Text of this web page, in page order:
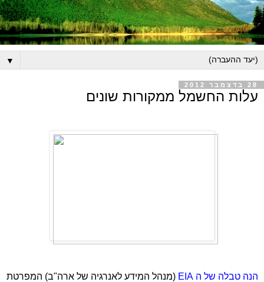
▼
28 בדצמבר 2012
עלות החשמל ממקורות שונים
הנה טבלה של ה EIA (מנהל המידע לאנרגיה של ארה"ב) המפרטת